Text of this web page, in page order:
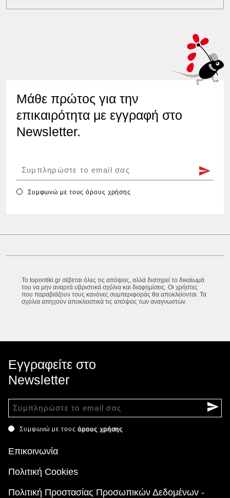
Μάθε πρώτος για την
επικαιρότητα με εγγραφή στο
Newsletter.
Συμφωνώ με τουςόρους χρήσης
Το topontiki.gr σέβεται όλες τις απόψεις, αλλά διατηρεί το δικαίωμά
του να μην αναρτά υβριστικά σχόλια και διαφημίσεις. Οι χρήστες
που παραβιάζουν τους κανόνες συμπεριφοράς θα αποκλείονται. Τα
σχόλια απηχούν αποκλειστικά τις απόψεις των αναγνωστών.
Εγγραφείτε στο
Newsletter
Συμφωνώ με τουςόρους χρήσης
Επικοινωνία
Πολιτική Cookies
Πολιτική Προστασίας Προσωπικών Δεδομένων -